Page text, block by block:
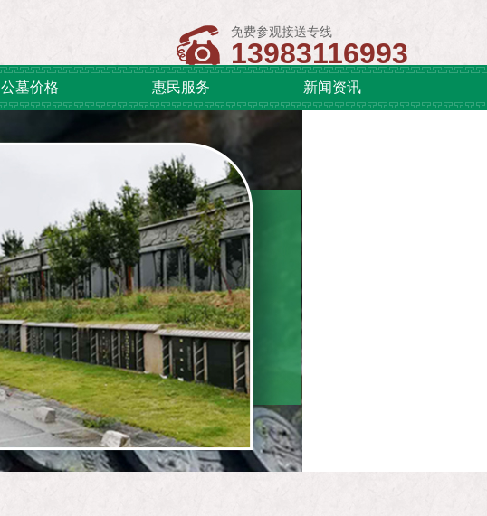
免费参观接送专线
13983116993
公墓价格 惠民服务 新闻资讯